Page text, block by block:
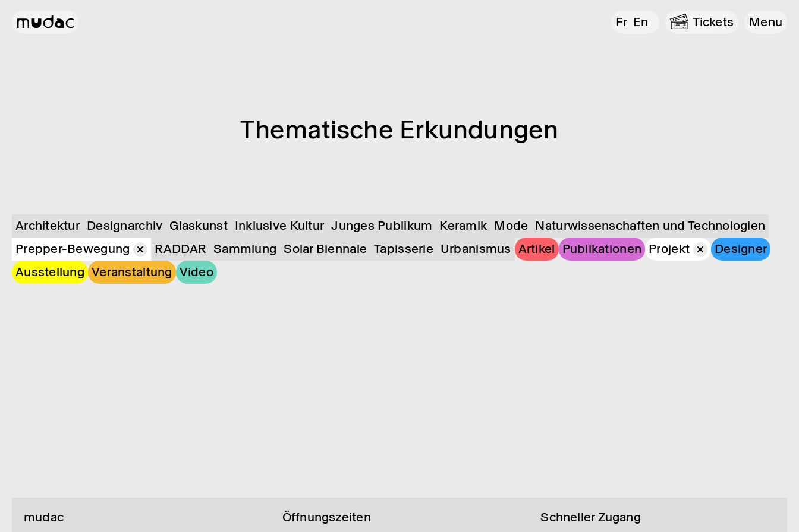
Fr En Tickets Menu
Thema­ti­sche Erkun­dun­gen
Architektur Designarchiv Glas­kunst Inklusive Kultur Junges Publikum Keramik Mode Naturwissenschaften und Technologien
Prepper-Bewegung
RADDAR Sammlung Solar Biennale Tapisserie Urbanismus Artikel Publikationen Projekt
Designer
Ausstellung Veranstaltung Video
mudac Öffnungszeiten Schneller Zugang